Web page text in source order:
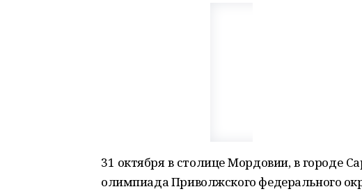
31 октября в столице Мордовии, в городе
олимпиада Приволжского федерального